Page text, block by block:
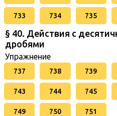
733 734 735
§ 40. Действия с
дробями
Упражнение
737 738 739
743 744 745
749 750 751